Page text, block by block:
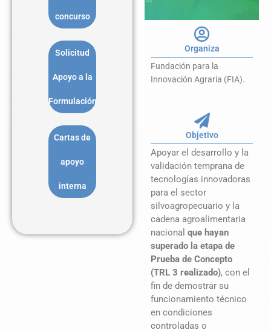
concurso
Solicitud
Apoyo a la
Formulación
Cartas de
apoyo
interna
Organiza
Fundación para la
Innovación Agraria (FIA).
Objetivo
Apoyar el desarrollo y la
validación temprana de
tecnologías innovadoras
para el sector
silvoagropecuario y la
cadena agroalimentaria
nacionalque hayan
superado la etapa de
Prueba de Concepto
(TRL 3 realizado), con el
fin de demostrar su
funcionamiento técnico
en condiciones
controladas o